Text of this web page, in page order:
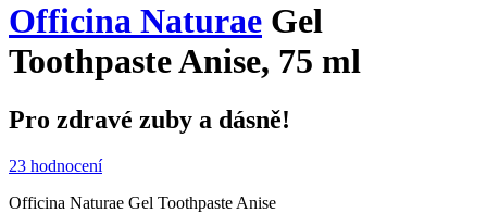
Officina Naturae Gel
Toothpaste Anise, 75 ml
Pro zdravé zuby a dásně!
23 hodnocení
Officina Naturae Gel Toothpaste Anise